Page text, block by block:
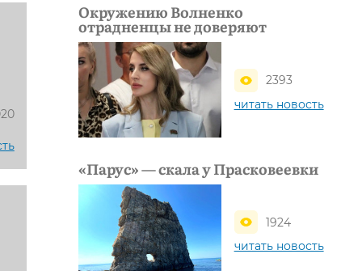
Окружению Волненко
отрадненцы не доверяют
2393
читать новость
«Парус» — скала у Прасковеевки
1924
читать новость